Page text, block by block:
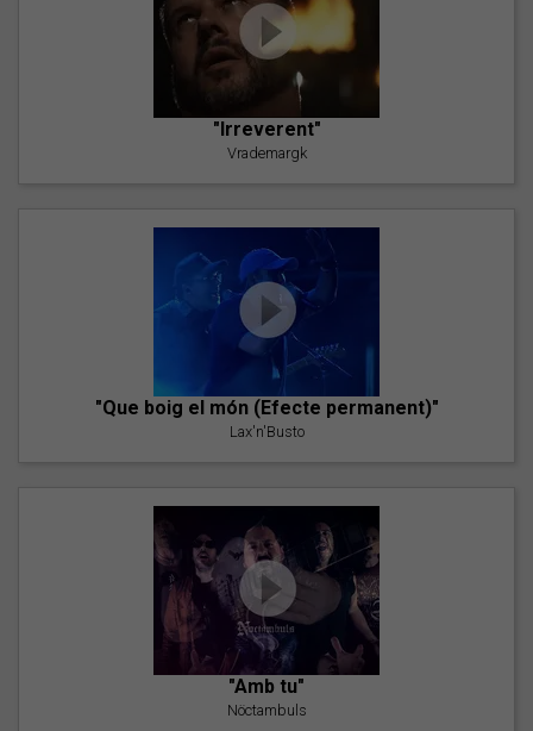
"Irreverent"
Vrademargk
"Que boig el món (Efecte permanent)"
Lax'n'Busto
"Amb tu"
Nöctambuls